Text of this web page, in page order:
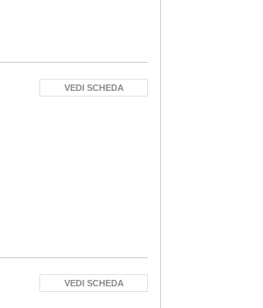
VEDI SCHEDA
VEDI SCHEDA